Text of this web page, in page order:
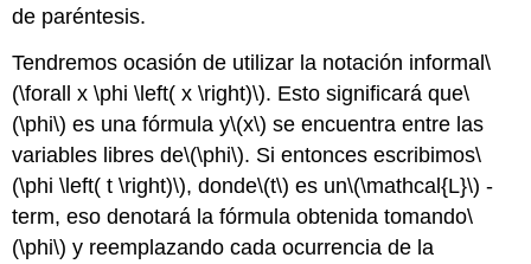
de paréntesis.
Tendremos ocasión de utilizar la notación informal\
(\forall x \phi \left( x \right)\). Esto significará que\
(\phi\) es una fórmula y\(x\) se encuentra entre las
variables libres de\(\phi\). Si entonces escribimos\
(\phi \left( t \right)\), donde\(t\) es un\(\mathcal{L}\) -
term, eso denotará la fórmula obtenida tomando\
(\phi\) y reemplazando cada ocurrencia de la